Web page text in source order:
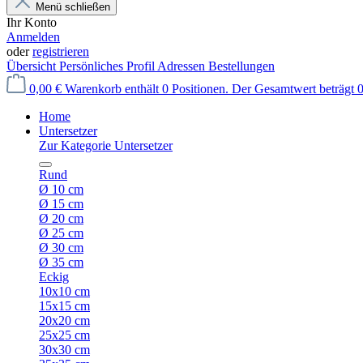
Menü schließen
Ihr Konto
Anmelden
oderregistrieren
Übersicht Persönliches Profil Adressen Bestellungen
0,00 € Warenkorb enthält 0 Positionen. Der Gesamtwert beträgt
Home
Untersetzer
Zur Kategorie Untersetzer
Rund
Ø 10 cm
Ø 15 cm
Ø 20 cm
Ø 25 cm
Ø 30 cm
Ø 35 cm
Eckig
10x10 cm
15x15 cm
20x20 cm
25x25 cm
30x30 cm